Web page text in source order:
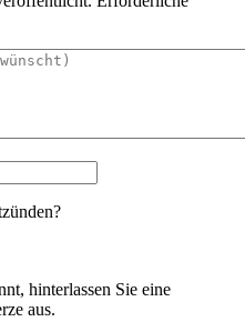
hinterlassen Sie eine
aus.